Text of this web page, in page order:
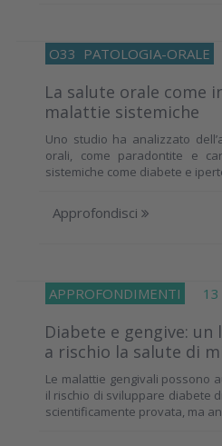
O33 PATOLOGIA-ORALE
La salute orale come
malattie sistemiche
Uno studio ha analizzato
orali, come paradontite e
sistemiche come diabete e
Approfondisci
APPROFONDIMENTI 13
Diabete e gengive:
a rischio la salute di
Le malattie gengivali possono
il rischio di sviluppare diabete
scientificamente provata, ma